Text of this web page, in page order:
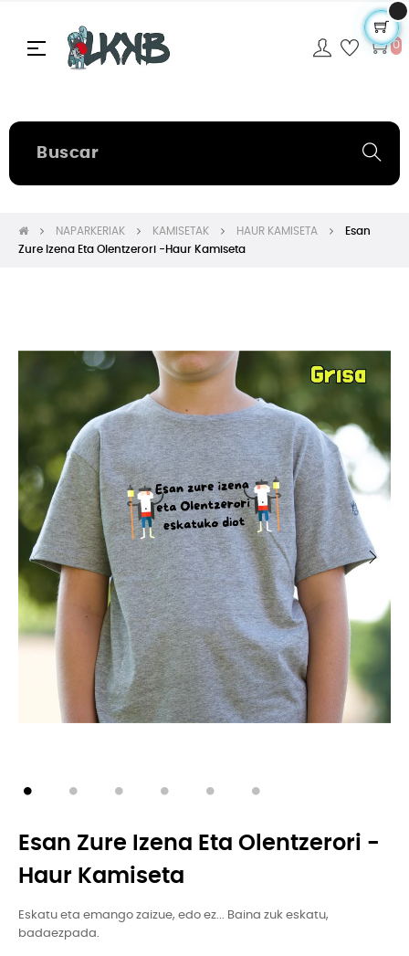
Navegación
☰ 0
NAPARKERIAK KAMISETAK HAUR KAMISETA
Esan
Zure Izena Eta Olentzerori -Haur Kamiseta
Esan Zure Izena Eta Olentzerori -
Haur Kamiseta
Eskatu eta emango zaizue, edo ez... Baina zuk eskatu,
badaezpada.